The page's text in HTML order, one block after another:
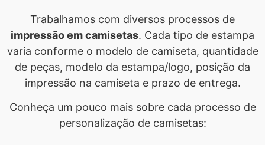
Trabalhamos com diversos processos de
impressão em camisetas. Cada tipo de estampa
varia conforme o modelo de camiseta, quantidade
de peças, modelo da estampa/logo, posição da
impressão na camiseta e prazo de entrega.
Conheça um pouco mais sobre cada processo de
personalização de camisetas: